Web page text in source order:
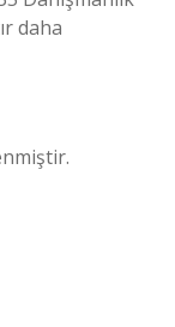
daha